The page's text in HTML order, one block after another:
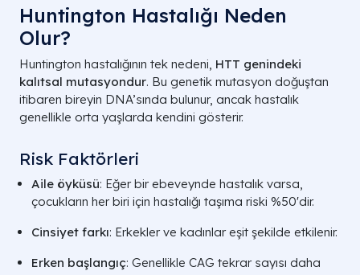
Huntington Hastalığı Neden
Olur?
Huntington hastalığının tek nedeni, HTT genindeki
kalıtsal mutasyondur. Bu genetik mutasyon doğuştan
itibaren bireyin DNA’sında bulunur, ancak hastalık
genellikle orta yaşlarda kendini gösterir.
Risk Faktörleri
Aile öyküsü: Eğer bir ebeveynde hastalık varsa,
çocukların her biri için hastalığı taşıma riski %50'dir.
Cinsiyet farkı: Erkekler ve kadınlar eşit şekilde etkilenir.
Erken başlangıç: Genellikle CAG tekrar sayısı daha